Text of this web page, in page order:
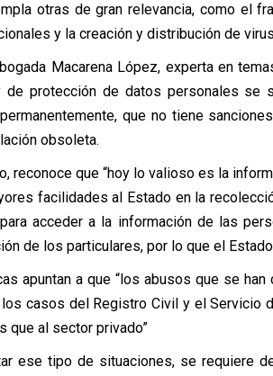
otras de gran relevancia, como el
y la creación y distribución de
Macarena López, experta en
de protección de datos personales se
que no tiene
obsoleta.
reconoce que “hoy lo valioso es la
facilidades al Estado en la
acceder a la información de las
de los particulares, por lo que el
apuntan a que “los abusos que se
casos del Registro Civil y el Servicio
que al sector privado”
ese tipo de situaciones, se requiere